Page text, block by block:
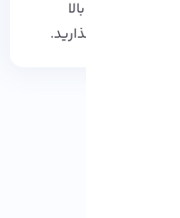
از مراحل بالا
به اشتراک بگذارید.